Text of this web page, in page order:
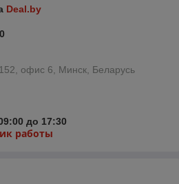
Deal.by
офис 6, Минск, Беларусь
до 17:30
работы